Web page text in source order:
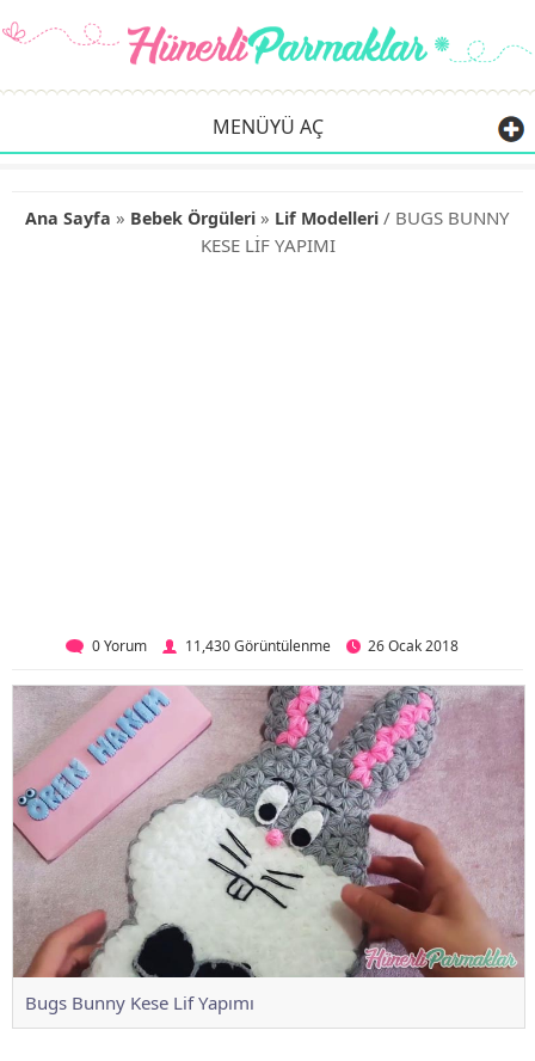
MENÜYÜ AÇ
Ana Sayfa » Bebek Örgüleri » Lif Modelleri / BUGS BUNNY
KESE LİF YAPIMI
0 Yorum 11,430 Görüntülenme 26 Ocak 2018
Bugs Bunny Kese Lif Yapımı